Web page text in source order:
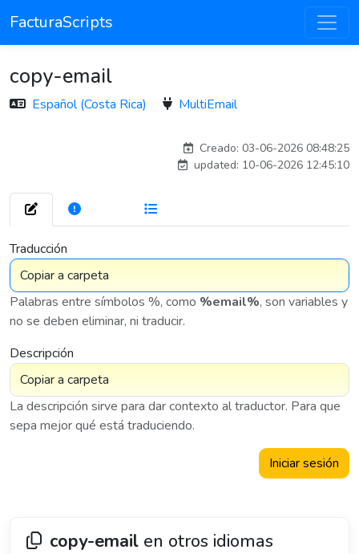
FacturaScripts
copy-email
Español (Costa Rica) MultiEmail
Creado: 03-06-2026 08:48:25
updated: 10-06-2026 12:45:10
Traducción
Palabras entre símbolos %, como %email%, son variables y
no se deben eliminar, ni traducir.
Descripción
La descripción sirve para dar contexto al traductor. Para que
sepa mejor qué está traduciendo.
Iniciar sesión
copy-email en otros idiomas